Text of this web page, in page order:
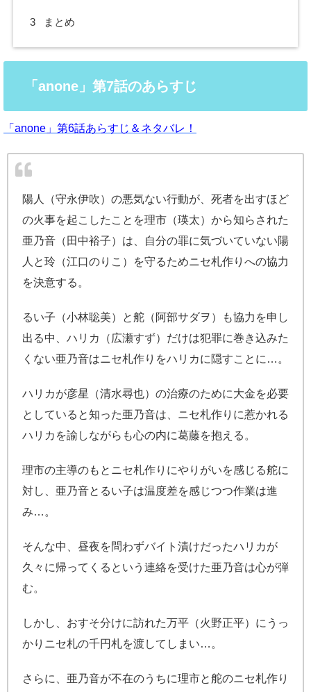
3 まとめ
「anone」第7話のあらすじ
「anone」第6話あらすじ＆ネタバレ！
陽人（守永伊吹）の悪気ない行動が、死者を出すほど
の火事を起こしたことを理市（瑛太）から知らされた
亜乃音（田中裕子）は、自分の罪に気づいていない陽
人と玲（江口のりこ）を守るためニセ札作りへの協力
を決意する。
るい子（小林聡美）と舵（阿部サダヲ）も協力を申し
出る中、ハリカ（広瀬すず）だけは犯罪に巻き込みた
くない亜乃音はニセ札作りをハリカに隠すことに…。
ハリカが彦星（清水尋也）の治療のために大金を必要
としていると知った亜乃音は、ニセ札作りに惹かれる
ハリカを諭しながらも心の内に葛藤を抱える。
理市の主導のもとニセ札作りにやりがいを感じる舵に
対し、亜乃音とるい子は温度差を感じつつ作業は進
み…。
そんな中、昼夜を問わずバイト漬けだったハリカが
久々に帰ってくるという連絡を受けた亜乃音は心が弾
む。
しかし、おすそ分けに訪れた万平（火野正平）にうっ
かりニセ札の千円札を渡してしまい…。
さらに、亜乃音が不在のうちに理市と舵のニセ札作り